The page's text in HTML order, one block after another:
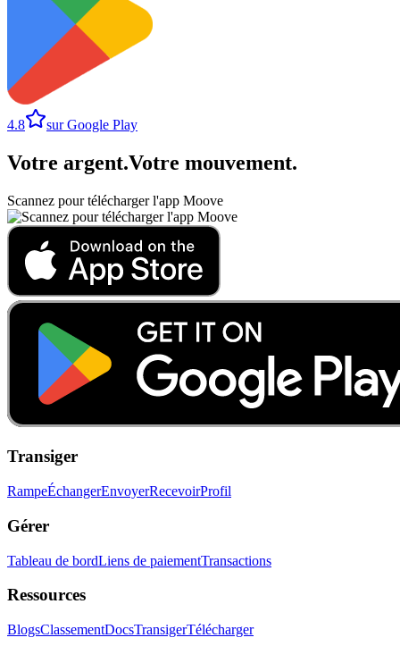
4.8 sur Google Play
Votre argent.Votre mouvement.
Scannez pour télécharger l'app Moove
Transiger
RampeÉchangerEnvoyerRecevoirProfil
Gérer
Tableau de bordLiens de paiementTransactions
Ressources
BlogsClassementDocsTransigerTélécharger